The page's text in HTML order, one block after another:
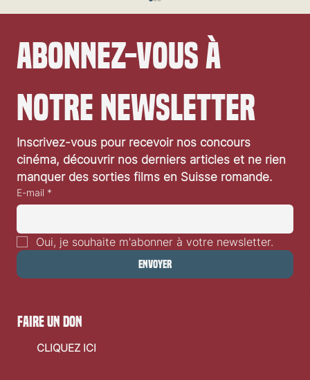
Abonnez-vous à
notre newsletter
Inscrivez-vous pour recevoir nos concours
cinéma, découvrir nos derniers articles et ne rien
manquer des sorties films en Suisse romande.
E-mail *
Oui, je souhaite m'abonner à votre newsletter.
Envoyer
faire un don
CLIQUEZ ICI